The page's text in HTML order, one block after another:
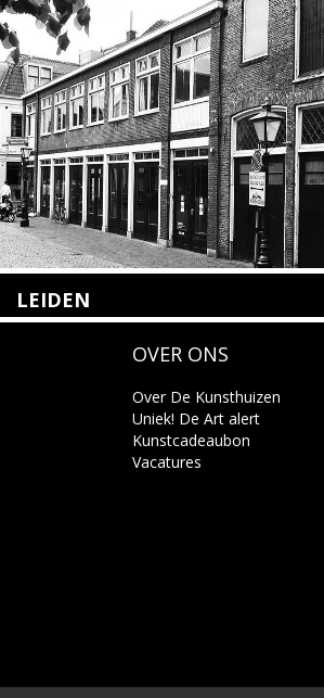
LEIDEN
info@kunsthuisleiden.nl
OVER ONS
Over De Kunsthuizen
Uniek! De Art alert
Kunstcadeaubon
Vacatures